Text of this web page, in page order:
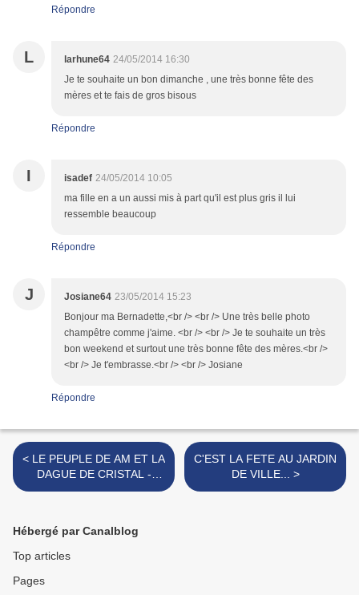
Répondre
L larhune64 24/05/2014 16:30
Je te souhaite un bon dimanche , une très bonne fête des
mères et te fais de gros bisous
Répondre
I isadef 24/05/2014 10:05
ma fille en a un aussi mis à part qu'il est plus gris il lui
ressemble beaucoup
Répondre
J Josiane64 23/05/2014 15:23
Bonjour ma Bernadette,<br /> <br /> Une très belle photo
champêtre comme j'aime. <br /> <br /> Je te souhaite un très
bon weekend et surtout une très bonne fête des mères.<br />
<br /> Je t'embrasse.<br /> <br /> Josiane
Répondre
< LE PEUPLE DE AM ET LA
DAGUE DE CRISTAL -
CLAIRE GILBERT.
C'EST LA FETE AU JARDIN
DE VILLE... >
Hébergé par Canalblog
Top articles
Pages